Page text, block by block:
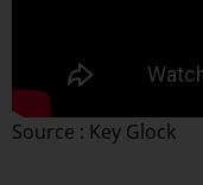
Source : Key Glock